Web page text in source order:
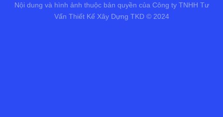
Nội dung và hình ảnh thuộc bản quyền của Công ty TNHH Tư
Vấn Thiết Kế Xây Dựng TKD © 2024